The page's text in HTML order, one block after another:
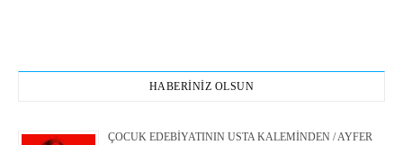
HABERİNİZ OLSUN
ÇOCUK EDEBİYATININ USTA KALEMİNDEN / AYFER